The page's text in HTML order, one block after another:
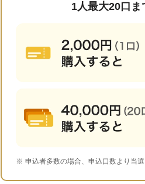
1人最大20口ま
申込者多数の場合、申込口数より当